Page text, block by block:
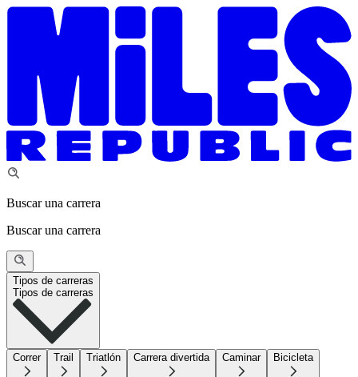
Buscar una carrera
Buscar una carrera
Tipos de carreras
Tipos de carreras
Correr Trail Triatlón Carrera divertida Caminar Bicicleta